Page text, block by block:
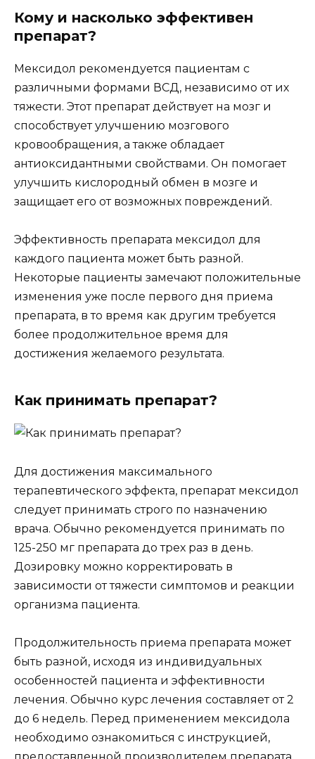
Кому и насколько эффективен
препарат?
Мексидол рекомендуется пациентам с
различными формами ВСД, независимо от их
тяжести. Этот препарат действует на мозг и
способствует улучшению мозгового
кровообращения, а также обладает
антиоксидантными свойствами. Он помогает
улучшить кислородный обмен в мозге и
защищает его от возможных повреждений.
Эффективность препарата мексидол для
каждого пациента может быть разной.
Некоторые пациенты замечают положительные
изменения уже после первого дня приема
препарата, в то время как другим требуется
более продолжительное время для
достижения желаемого результата.
Как принимать препарат?
Для достижения максимального
терапевтического эффекта, препарат мексидол
следует принимать строго по назначению
врача. Обычно рекомендуется принимать по
125-250 мг препарата до трех раз в день.
Дозировку можно корректировать в
зависимости от тяжести симптомов и реакции
организма пациента.
Продолжительность приема препарата может
быть разной, исходя из индивидуальных
особенностей пациента и эффективности
лечения. Обычно курс лечения составляет от 2
до 6 недель. Перед применением мексидола
необходимо ознакомиться с инструкцией,